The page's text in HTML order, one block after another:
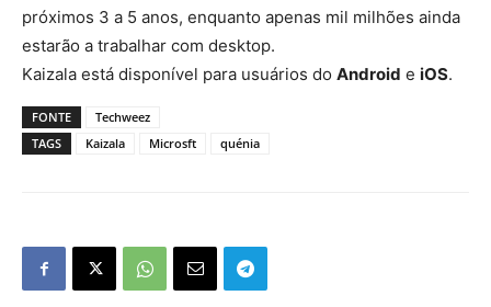
próximos 3 a 5 anos, enquanto apenas mil milhões ainda
estarão a trabalhar com desktop.
Kaizala está disponível para usuários do Android e iOS.
FONTE
Techweez
TAGS
Kaizala Microsft quénia